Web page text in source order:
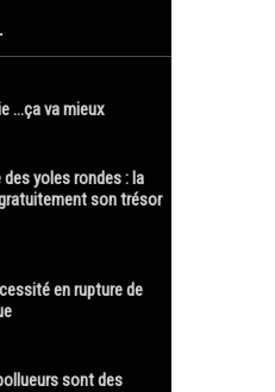
…ça va mieux
yoles rondes : la
son trésor
en rupture de
sont des